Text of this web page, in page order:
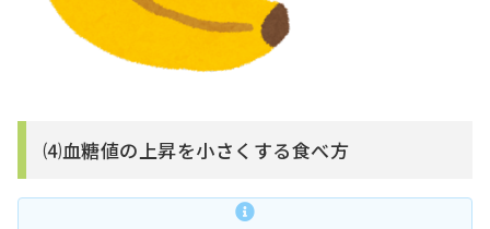
⑷血糖値の上昇を小さくする食べ方